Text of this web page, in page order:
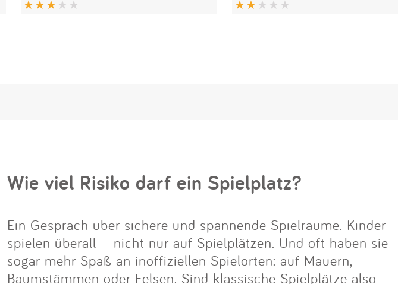
Wie viel Risiko darf ein Spielplatz?
Ein Gespräch über sichere und spannende Spielräume. Kinder
spielen überall – nicht nur auf Spielplätzen. Und oft haben sie
sogar mehr Spaß an inoffiziellen Spielorten: auf Mauern,
Baumstämmen oder Felsen. Sind klassische Spielplätze also